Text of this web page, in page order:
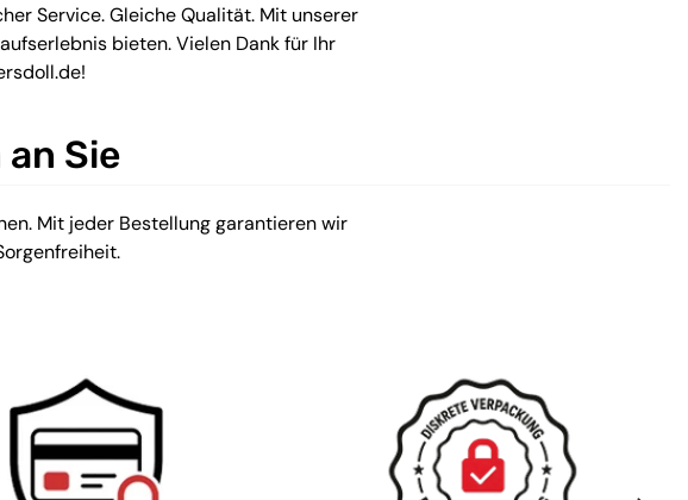
Service. Gleiche Qualität. Mit unserer
bieten. Vielen Dank für Ihr
Sie
Mit jeder Bestellung garantieren wir